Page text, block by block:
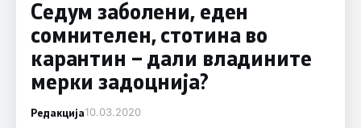
Седум заболени, еден
сомнителен, стотина во
карантин – дали владините
мерки задоцнија?
Редакција10.03.2020